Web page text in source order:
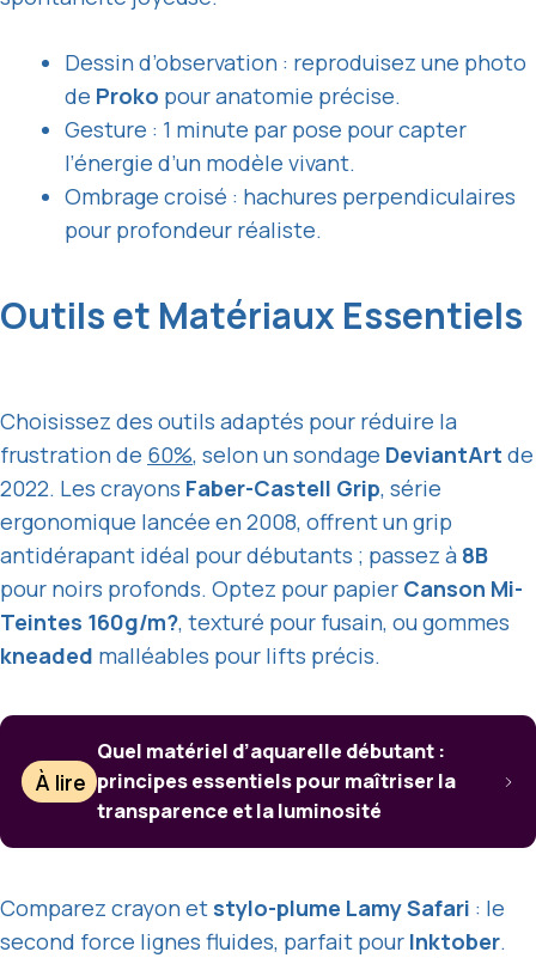
Dessin d’observation : reproduisez une photo
de Proko pour anatomie précise.
Gesture : 1 minute par pose pour capter
l’énergie d’un modèle vivant.
Ombrage croisé : hachures perpendiculaires
pour profondeur réaliste.
Outils et Matériaux Essentiels
Choisissez des outils adaptés pour réduire la
frustration de 60%, selon un sondage DeviantArt de
2022. Les crayons Faber-Castell Grip, série
ergonomique lancée en 2008, offrent un grip
antidérapant idéal pour débutants ; passez à 8B
pour noirs profonds. Optez pour papier Canson Mi-
Teintes 160g/m?, texturé pour fusain, ou gommes
kneaded malléables pour lifts précis.
À lire
Quel matériel d’aquarelle débutant :
principes essentiels pour maîtriser la
transparence et la luminosité
Comparez crayon et stylo-plume Lamy Safari : le
second force lignes fluides, parfait pour Inktober.